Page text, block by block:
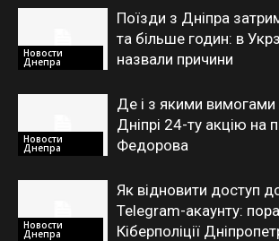
Новости
Днепра
Поїзди з Дніпра
та більше годин: в
назвали причини
Новости
Днепра
Де і з якими вимогами
Дніпрі 24-ту акцію на
Федорова
Новости
Днепра
Як відновити доступ
Telegram-акаунту:
Кіберполіції